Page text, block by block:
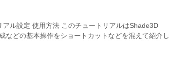
ル設定 使用方法 このチュートリアルはShade3D
などの基本操作をショートカットなどを混えて紹介し